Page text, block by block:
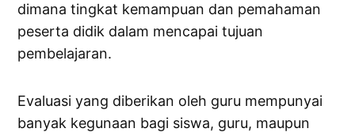
dimana tingkat kemampuan dan pemahaman
peserta didik dalam mencapai tujuan
pembelajaran.
Evaluasi yang diberikan oleh guru mempunyai
banyak kegunaan bagi siswa, guru, maupun